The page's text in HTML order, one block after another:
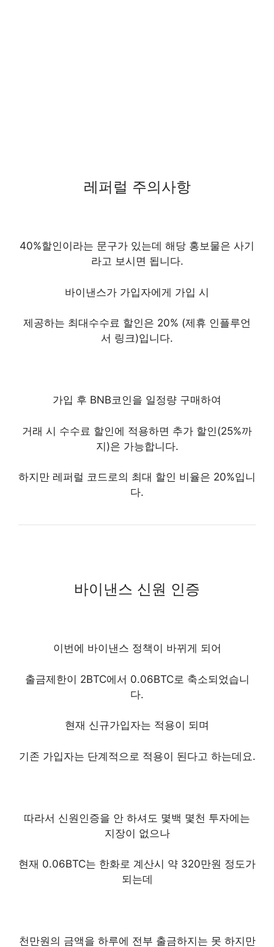
레퍼럴 주의사항
40%할인이라는 문구가 있는데 해당 홍보물은 사기
라고 보시면 됩니다.
바이낸스가 가입자에게 가입 시
제공하는 최대수수료 할인은 20% (제휴 인플루언
서 링크)입니다.
가입 후 BNB코인을 일정량 구매하여
거래 시 수수료 할인에 적용하면 추가 할인(25%까
지)은 가능합니다.
하지만 레퍼럴 코드로의 최대 할인 비율은 20%입니
다.
바이낸스 신원 인증
이번에 바이낸스 정책이 바뀌게 되어
출금제한이 2BTC에서 0.06BTC로 축소되었습니
다.
현재 신규가입자는 적용이 되며
기존 가입자는 단계적으로 적용이 된다고 하는데요.
따라서 신원인증을 안 하셔도 몇백 몇천 투자에는
지장이 없으나
현재 0.06BTC는 한화로 계산시 약 320만원 정도가
되는데
천만원의 금액을 하루에 전부 출금하지는 못 하지만